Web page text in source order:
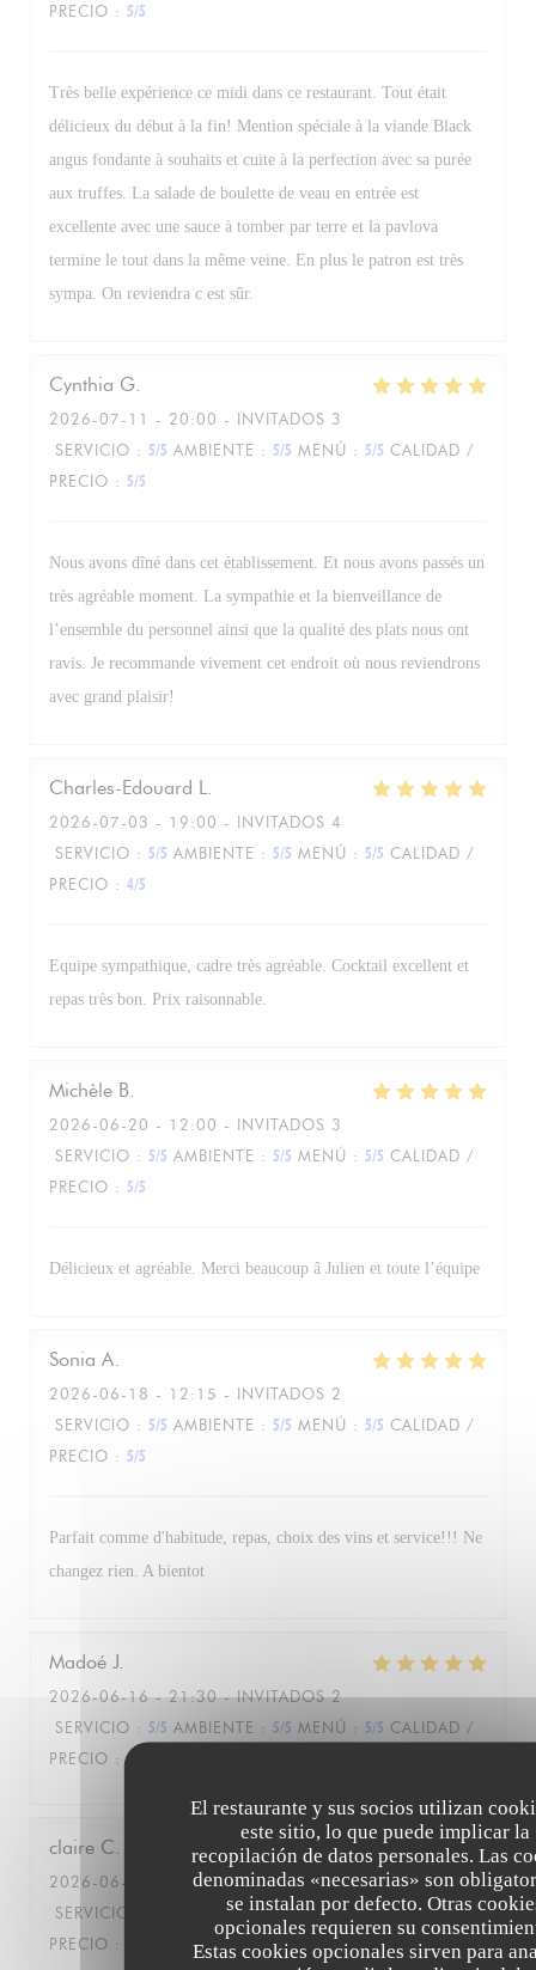
El restaurante y sus socios utilizan
este sitio, lo que puede implicar la
recopilación de datos personales. Las
denominadas «necesarias» son
se instalan por defecto. Otras
opcionales requieren su
Estas cookies opcionales sirven para
PRECIO : 5/5
Très belle expérience ce midi dans ce restaurant. Tout était
délicieux du début à la fin! Mention spéciale à la viande Black
angus fondante à souhaits et cuite à la perfection avec sa purée
aux truffes. La salade de boulette de veau en entrée est
excellente avec une sauce à tomber par terre et la pavlova
termine le tout dans la même veine. En plus le patron est très
sympa. On reviendra c est sûr.
Cynthia G
2026-07-11
- 20:00 - INVITADOS 3
SERVICIO : 5/5 AMBIENTE : 5/5 MENÚ : 5/5 CALIDAD /
PRECIO : 5/5
Nous avons dîné dans cet établissement. Et nous avons passés un
très agréable moment. La sympathie et la bienveillance de
l’ensemble du personnel ainsi que la qualité des plats nous ont
ravis. Je recommande vivement cet endroit où nous reviendrons
avec grand plaisir!
Charles-Edouard L
2026-07-03 - 19:00 - INVITADOS 4
SERVICIO : 5/5 AMBIENTE : 5/5 MENÚ : 5/5 CALIDAD /
PRECIO : 4/5
Equipe sympathique, cadre très agréable. Cocktail excellent et
repas très bon. Prix raisonnable.
Michèle B
2026-06-20 - 12:00 - INVITADOS 3
SERVICIO : 5/5 AMBIENTE : 5/5 MENÚ : 5/5 CALIDAD /
PRECIO : 5/5
Délicieux et agréable. Merci beaucoup â Julien et toute l’équipe
Sonia A
2026-06-18 - 12:15 - INVITADOS 2
SERVICIO : 5/5 AMBIENTE : 5/5 MENÚ : 5/5 CALIDAD /
PRECIO : 5/5
Parfait comme d'habitude, repas, choix des vins et service!!! Ne
changez rien. A bientot
Madoé J
2026-06-16- 21:30 - INVITADOS 2
SERVICIO : 5/5 AMBIENTE : 5/5 MENÚ : 5/5 CALIDAD /
PRECIO : 5
claire C
2026-06-17
- 12:15 - INVITADOS 3
SERVICIO
AMBIENTE: 5/5 MENÚ : 5/5 CALIDAD /
PRECIO :